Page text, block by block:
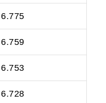
6.775
6.759
6.753
6.728